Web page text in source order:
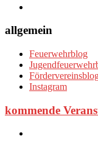
allgemein
Feuerwehrblog
Instagram
kommende